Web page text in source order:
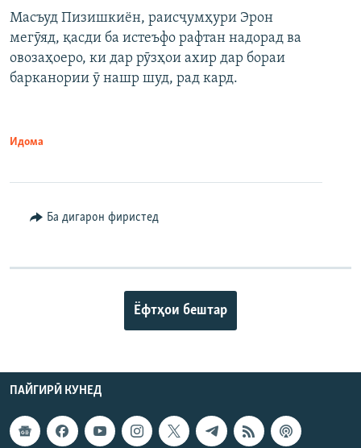
Масъуд Пизишкиён, раисҷумҳури Эрон
мегӯяд, қасди ба истеъфо рафтан надорад ва
овозаҳоеро, ки дар рӯзҳои ахир дар бораи
барканории ӯ нашр шуд, рад кард.
Идома
Ба дигарон фиристед
Ёфтҳои бештар
ПАЙГИРӢ КУНЕД